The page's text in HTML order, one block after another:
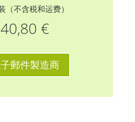
（不含税和运费）
40,80 €
郵件製造商